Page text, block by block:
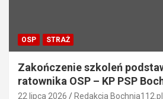
OSP STRAŻ
Zakończenie szkoleń
ratownika OSP – KP PSP
22 lipca 2026 Redakcja Bochnia112.pl